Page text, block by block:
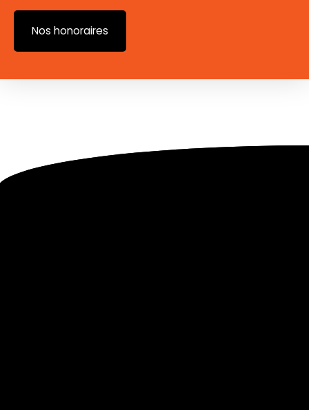
Nos honoraires